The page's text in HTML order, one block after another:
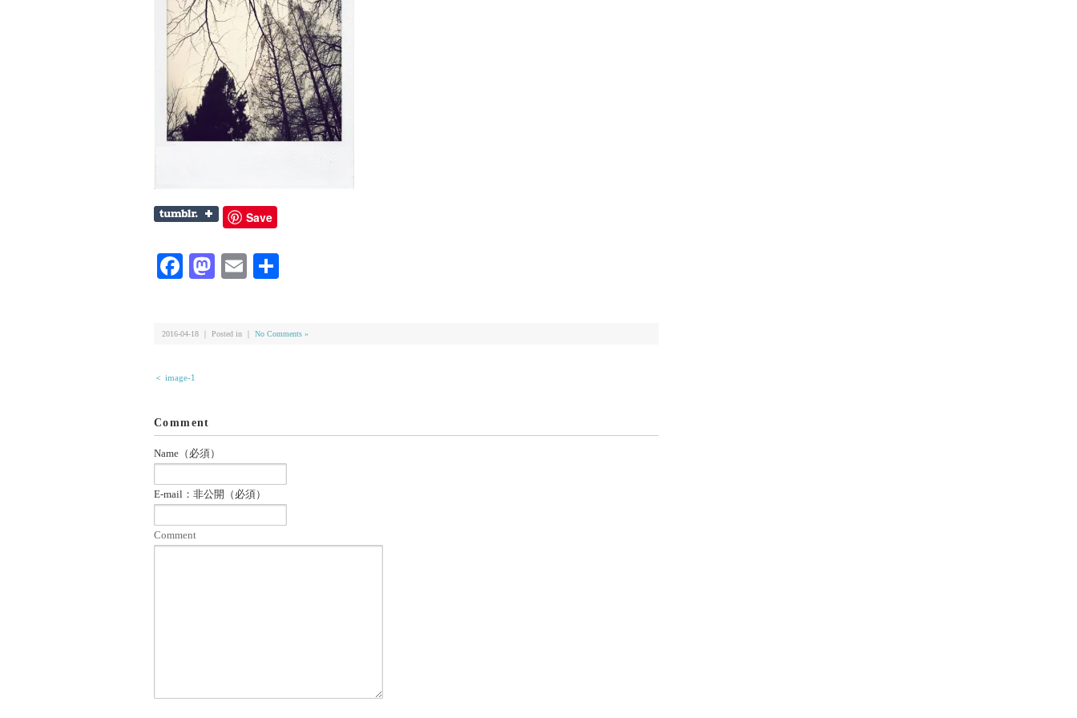
Save
Facebook
Mastodon
Email
2016-04-18 ｜ Posted in ｜ No Comments »
＜ image-1
Comment
Name（必須）
E-mail：非公開（必須）
Comment